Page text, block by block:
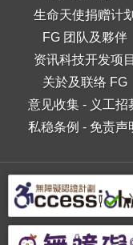
生命天使捐赠计划
FG 团队及夥伴
资讯科技开发项目
关於及联络 FG
意见收集 - 义工招
私稳条例 - 免责声